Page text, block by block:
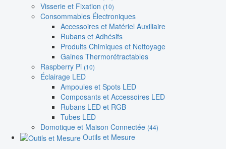
Visserie et Fixation (10)
Consommables Électroniques
Accessoires et Matériel Auxiliaire
Rubans et Adhésifs
Produits Chimiques et Nettoyage
Gaines Thermorétractables
Raspberry Pi (10)
Éclairage LED
Ampoules et Spots LED
Composants et Accessoires LED
Rubans LED et RGB
Tubes LED
Domotique et Maison Connectée (44)
Outils et Mesure